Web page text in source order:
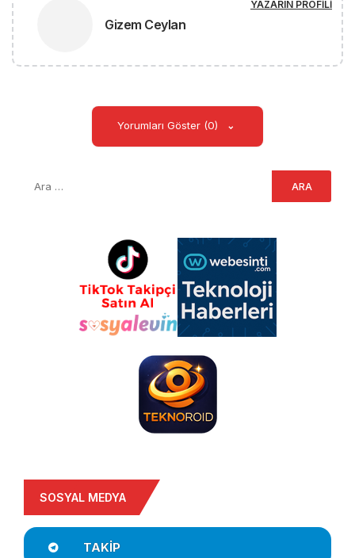
Gizem Ceylan
YAZARIN PROFILI
Yorumları Göster (0)
SOSYAL MEDYA
TAKIP